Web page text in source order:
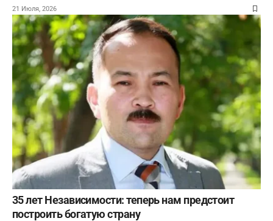
21 Июля, 2026
35 лет Независимости: теперь нам предстоит
построить богатую страну